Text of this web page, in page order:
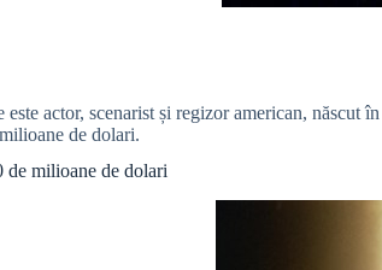
este actor, scenarist și regizor american,
de dolari.
de milioane de dolari